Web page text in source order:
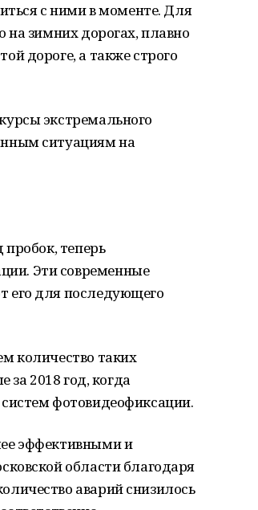
с ними в моменте. Для
на зимних дорогах, плавно
дороге, а также строго
экстремального
ситуациям на
теперь
Эти современные
его для последующего
количество таких
за 2018 год, когда
фотовидеофиксации.
эффективными и
области благодаря
аварий снизилось